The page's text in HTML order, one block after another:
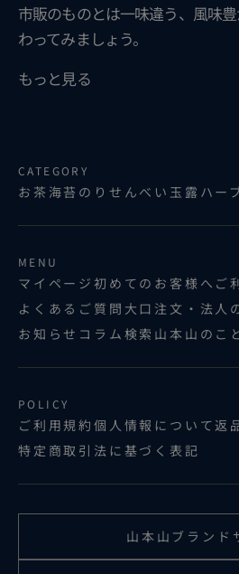
市販のものとは一味違う、風味
わってみましょう。
もっと見る
CATEGORY
お茶 海苔 のりせんべい 玉露ハー
MENU
マイページ 初めてのお客様へ ご
よくあるご質問 大口注文・法人
お知らせ コラム 検索 山本山のこと
POLICY
ご利用規約 個人情報について返
特定商取引法に基づく表記
山本山ブランド